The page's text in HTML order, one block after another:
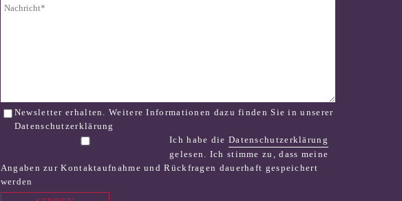
Newsletter erhalten. Weitere Informationen dazu finden Sie in unserer
Datenschutzerklärung
Ich habe die Datenschutzerklärung
gelesen. Ich stimme zu, dass meine
Angaben zur Kontaktaufnahme und Rückfragen dauerhaft gespeichert
werden